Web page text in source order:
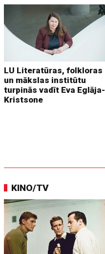
LU Literatūras, folkloras
un mākslas institūtu
turpinās vadīt Eva Eglāja-
Kristsone
KINO/TV